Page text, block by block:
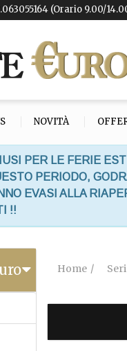
(Orario 9.00/
NOVITÀ
PER LE FERIE
PERIODO,
EVASI ALLA
!!
Home